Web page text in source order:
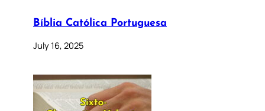
Bíblia Católica Portuguesa
July 16, 2025